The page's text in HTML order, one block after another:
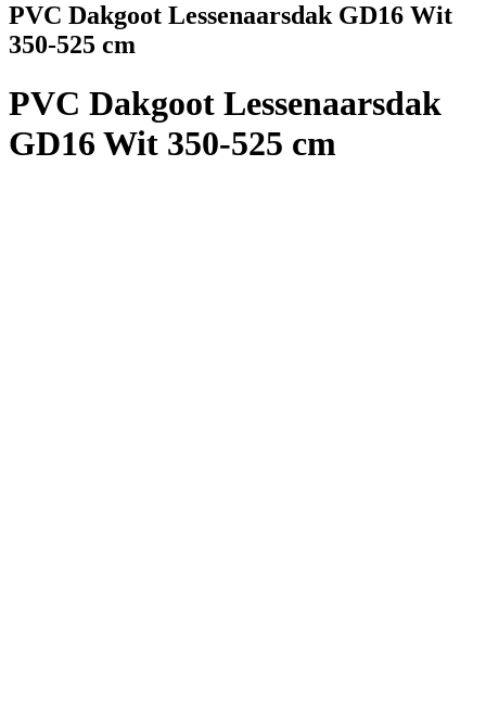
PVC Dakgoot Lessenaarsdak GD16 Wit
350-525 cm
PVC Dakgoot Lessenaarsdak
GD16 Wit 350-525 cm